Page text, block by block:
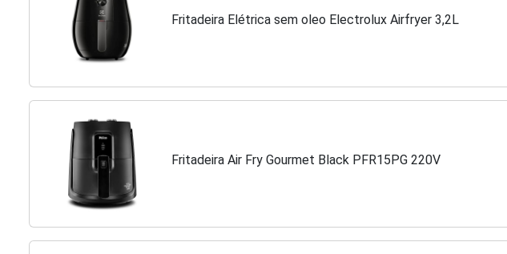
Fritadeira Elétrica sem oleo Electrolux Airfryer 3,2L
Fritadeira Air Fry Gourmet Black PFR15PG 220V